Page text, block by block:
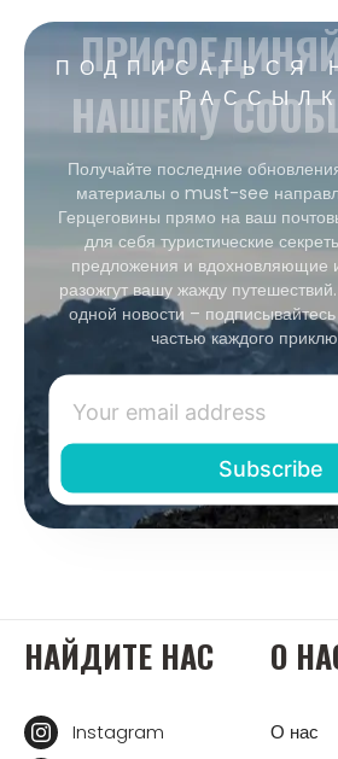
ПОДПИСАТЬСЯ
НАШЕМУ
Получайте последние
материалы о must-see
Герцеговины прямо на ваш
для себя туристические
предложения и вдохновляющие
разожгут вашу жажду
одной новости – подписывайтесь
частью каждого
НАЙДИТЕ НАС
Instagram
О
О нас